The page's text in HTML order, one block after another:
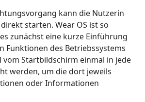
kann die Nutzerin
starten. Wear OS ist so
zunächst eine kurze Einführung
Funktionen des Betriebssystems
vom Startbildschirm einmal in jede
werden, um die dort jeweils
oder Informationen